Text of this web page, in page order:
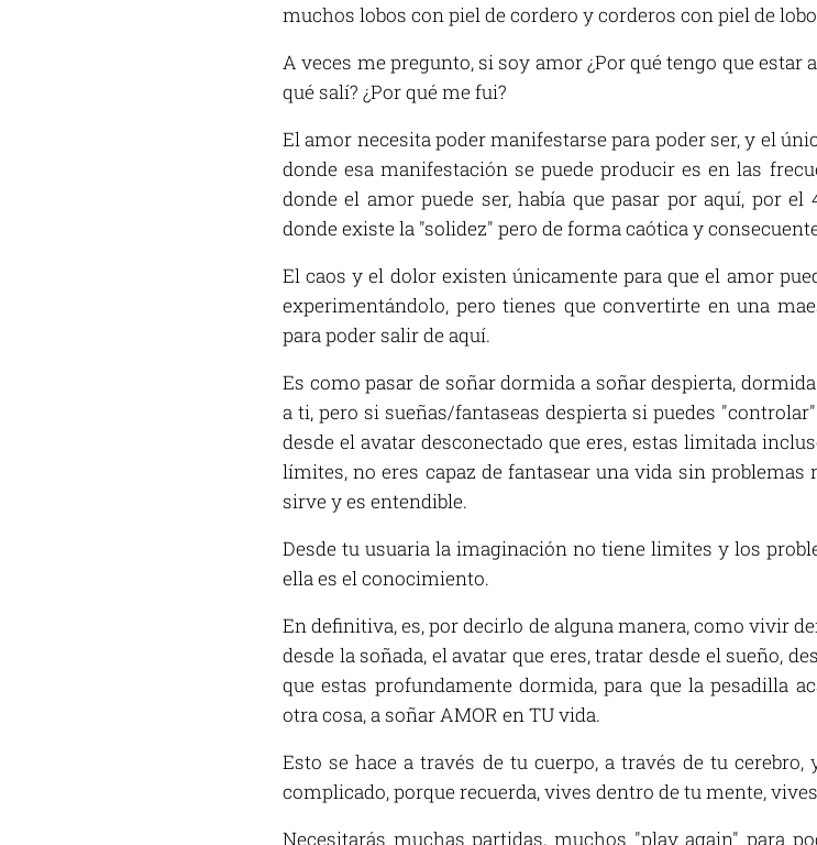
muchos lobos con piel de cordero y corderos con piel de
A veces me pregunto, si soy amor ¿Por qué tengo que estar
qué salí? ¿Por qué me fui?
El amor necesita poder manifestarse para poder ser, y el
donde esa manifestación se puede producir es en las
donde el amor puede ser, había que pasar por aquí, por
donde existe la "solidez" pero de forma caótica y
El caos y el dolor existen únicamente para que el amor
experimentándolo, pero tienes que convertirte en una
para poder salir de aquí.
Es como pasar de soñar dormida a soñar despierta,
a ti, pero si sueñas/fantaseas despierta si puedes
desde el avatar desconectado que eres, estas limitada
límites, no eres capaz de fantasear una vida sin
sirve y es entendible.
Desde tu usuaria la imaginación no tiene limites y los
ella es el conocimiento.
En definitiva, es, por decirlo de alguna manera, como vivir
desde la soñada, el avatar que eres, tratar desde el sueño,
que estas profundamente dormida, para que la pesadilla
otra cosa, a soñar AMOR en TU vida.
Esto se hace a través de tu cuerpo, a través de tu
complicado, porque recuerda, vives dentro de tu mente,
Necesitarás muchas partidas, muchos "play again" para